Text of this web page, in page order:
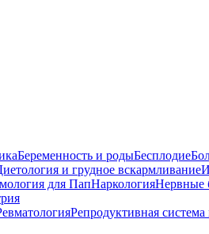
Беременность и родыБесплодие
и грудное вскармливание
для ПапНаркологияНервные
Репродуктивная